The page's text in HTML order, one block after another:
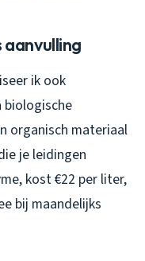
aanvulling
ik ook
biologische
organisch materiaal
je leidingen
kost €22 per liter,
bij maandelijks